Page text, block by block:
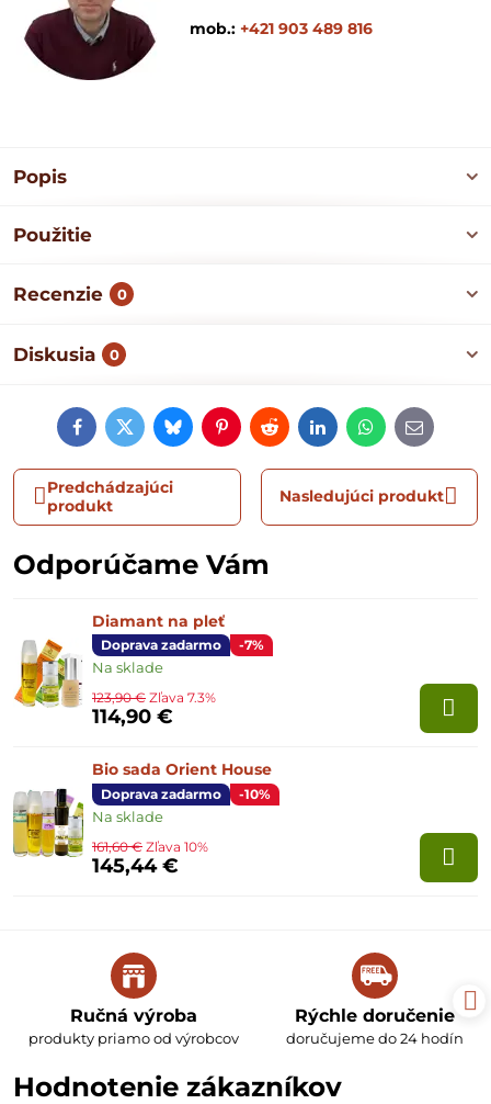
mob.: +421 903 489 816
Popis
Použitie
Recenzie 0
Diskusia 0
FacebookTwitterBlueskyPinterestRedditLinkedInWhatsApp
E-
mail
Predchádzajúci
produkt
Nasledujúci produkt
Odporúčame Vám
Diamant na pleť
Doprava zadarmo -7%
Na sklade
114,90 €
123,90 € Zľava 7.3%
Bio sada Orient House
Doprava zadarmo -10%
Na sklade
145,44 €
161,60 € Zľava 10%
Ručná výroba
produkty priamo od výrobcov
Rýchle doručenie
doručujeme do 24 hodín
Hodnotenie zákazníkov